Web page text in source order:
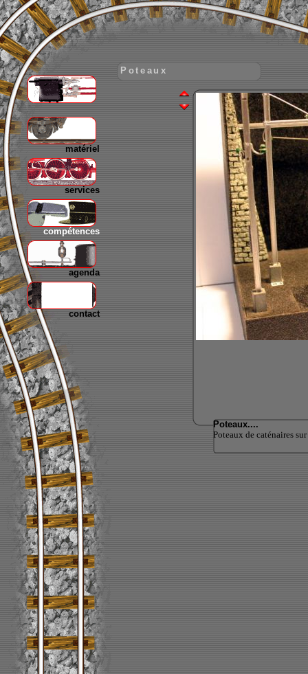
matériel
services
compétences
agenda
contact
Poteaux
Poteaux....
Poteaux de caténaires